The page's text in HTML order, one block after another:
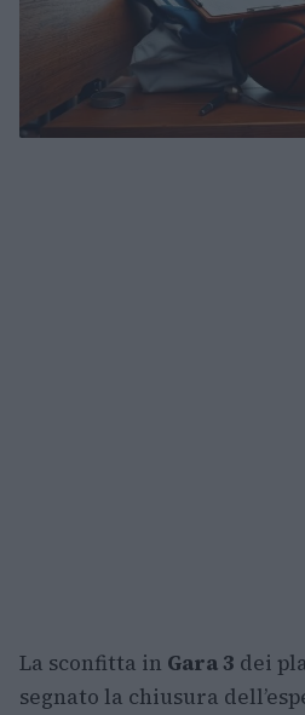
La sconfitta in Gara 3 dei
segnato la chiusura